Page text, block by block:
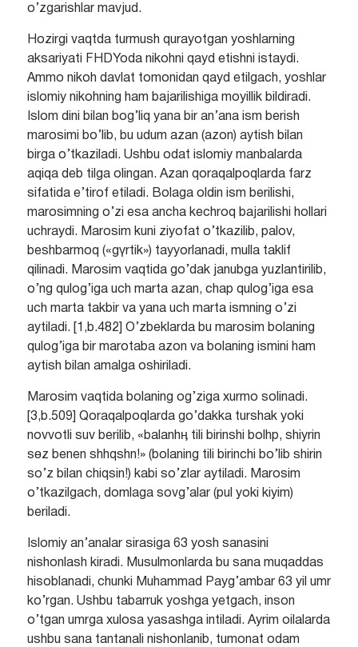
o’zgarishlar mavjud.
Hozirgi vaqtda turmush qurayotgan yoshlarning
aksariyati FHDYoda nikohni qayd etishni istaydi.
Ammo nikoh davlat tomonidan qayd etilgach, yoshlar
islomiy nikohning ham bajarilishiga moyillik bildiradi.
Islom dini bilan bog’liq yana bir an’ana ism berish
marosimi bo’lib, bu udum azan (azon) aytish bilan
birga o’tkaziladi. Ushbu odat islomiy manbalarda
aqiqa deb tilga olingan. Azan qoraqalpoqlarda farz
sifatida e’tirof etiladi. Bolaga oldin ism berilishi,
marosimning o’zi esa ancha kechroq bajarilishi hollari
uchraydi. Marosim kuni ziyofat o’tkazilib, palov,
beshbarmoq («gүrtik») tayyorlanadi, mulla taklif
qilinadi. Marosim vaqtida go’dak janubga yuzlantirilib,
o’ng qulog’iga uch marta azan, chap qulog’iga esa
uch marta takbir va yana uch marta ismning o’zi
aytiladi. [1,b.482] O’zbeklarda bu marosim bolaning
qulog’iga bir marotaba azon va bolaning ismini ham
aytish bilan amalga oshiriladi.
Marosim vaqtida bolaning og’ziga xurmo solinadi.
[3,b.509] Qoraqalpoqlarda go’dakka turshak yoki
novvotli suv berilib, «balanhӊ tili birinshi bolhp, shiyrin
sөz benen shhqshn!» (bolaning tili birinchi bo’lib shirin
so’z bilan chiqsin!) kabi so’zlar aytiladi. Marosim
o’tkazilgach, domlaga sovg’alar (pul yoki kiyim)
beriladi.
Islomiy an’analar sirasiga 63 yosh sanasini
nishonlash kiradi. Musulmonlarda bu sana muqaddas
hisoblanadi, chunki Muhammad Payg’ambar 63 yil umr
ko’rgan. Ushbu tabarruk yoshga yetgach, inson
o’tgan umrga xulosa yasashga intiladi. Ayrim oilalarda
ushbu sana tantanali nishonlanib, tumonat odam